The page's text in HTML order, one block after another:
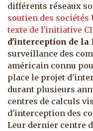
différents réseaux
soutien des sociétés
texte de l'initiative
d'interception de la
surveillance des
américain connu
place le projet
durant plusieurs
centres de calculs
d'interception des
Leur dernier centre